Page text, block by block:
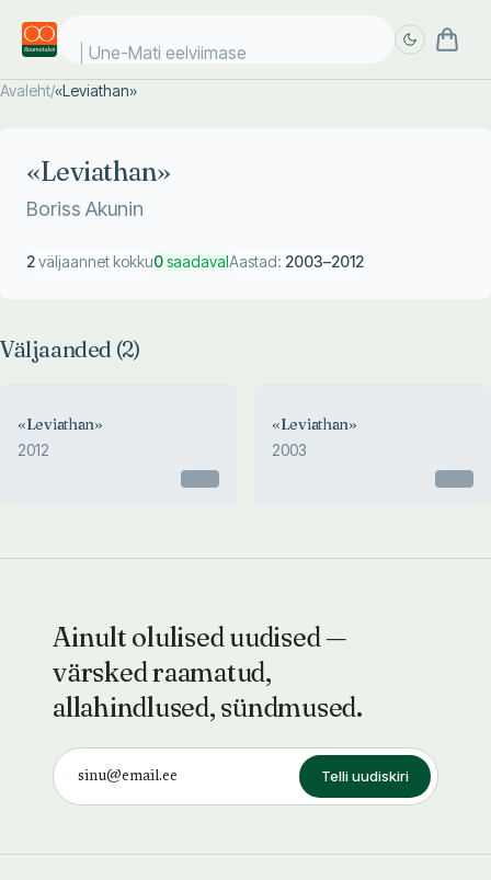
Une-Mati eelviimased
Avaleht/«Leviathan»
«Leviathan»
Boriss Akunin
2väljaannet kokku0saadavalAastad: 2003–2012
Väljaanded (2)
«Leviathan»
2012
«Leviathan»
2003
Ainult olulised uudised —
värsked raamatud,
allahindlused, sündmused.
Telli uudiskiri